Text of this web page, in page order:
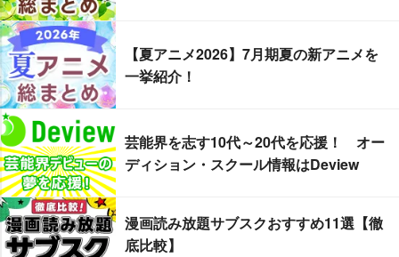
【夏アニメ2026】7月期夏の新アニメを
一挙紹介！
芸能界を志す10代～20代を応援！ オー
ディション・スクール情報はDeview
漫画読み放題サブスクおすすめ11選【徹
底比較】